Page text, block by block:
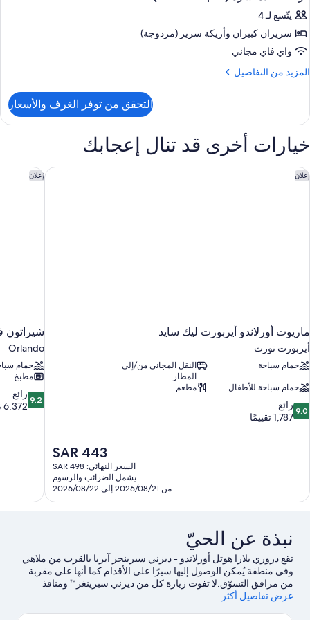
Rooms)
أسرّة
(Oversized,
Sofa
Sleeper,
Rooms)
جميع
صور
غرفة
-
عدة
Sleeper)
يتّسع لـ 4
سريران كبيران‫‬ وأريكة سرير (مزدوجة)
واي فاي مجاني
المزيد من التفاصيل
المزيد
غرفة
عدة
أسرّة
(Sofa
Sleeper)
التحقق من توفر الغرف والأسعار
خيارات أخرى قد تنال إعجابك
إعلان
ماريوت أورلاندو أيربورت ليك سايد
أيربورت نورث
حمام سباحة
النقل المجاني من/إلى
المطار
حمام سباحة للأطفال
مطعم
9.0
من
9.0 رائع
1,787 تقييمًا
السعر
الحالي
هو
SAR
443
SAR 443
السعر النهائي: SAR 498
يشمل الضرائب والرسوم
من 2026/08/21 إلى 2026/08/22
ماريوت أورلاندو أيربورت ليك سايد إعلان
شيراتون
Orlando
حمام
مطبخ
9.2
من
9.2 رائع
6,372 تقييمًا
شيراتون
نبذة عن الحيّ
تقع دروري بلازا هوتل أورلاندو - ديزني سبرينجز آيريا‏ بالقرب من ملاهي
وفي منطقة يُمكن الوصول إليها سيرًا على الأقدام كما أنها ‏على مقربة
من مرافق التسوّق.لا تفوت زيارة كل من ديزني سبرينغز™ ومنافذ
أورلاندو فاينلاند بريميوم للبيع في حال كنت تخطط للتسوق، بينما يُمكن
عرض تفاصيل أكثر